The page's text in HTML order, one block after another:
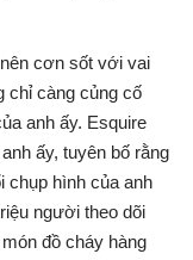
cơn sốt với vai
chỉ càng củng cố
anh ấy. Esquire
ấy, tuyên bố rằng
chụp hình của anh
người theo dõi
đồ cháy hàng